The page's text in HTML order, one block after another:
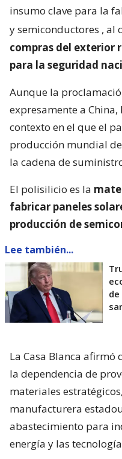
insumo clave para la
y semiconductores , al
compras del exterior
para la seguridad
Aunque la
expresamente a
contexto en el que el
producción mundial
la cadena de
El polisilicio es la
fabricar paneles
producción de
Lee también...
La Casa Blanca
la dependencia de
materiales
manufacturera
abastecimiento para
energía y las